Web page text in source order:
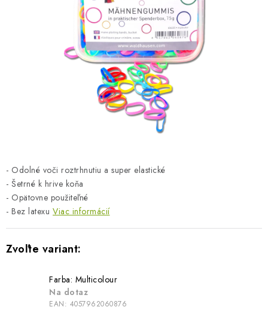
DARČEKOVÉ POUKAZY
ZNAČKY
Obchodné podmienky
Dodacie podmienky
Podmienky ochrany osobných údajov
Napíšte nám
- Odolné voči roztrhnutiu a super elastické
- Šetrné k hrive koňa
- Opätovne použiteľné
- Bez latexu Viac informácií
Farba: Multicolour
Na dotaz
EAN: 4057962060876